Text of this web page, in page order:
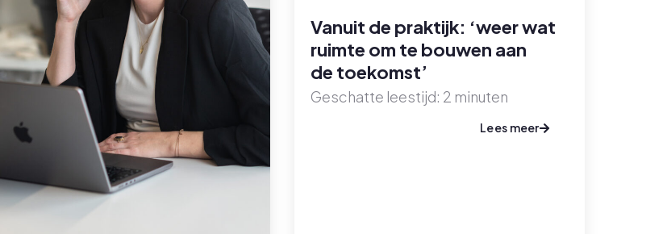
Vanuit de praktijk: ‘weer wat
ruimte om te bouwen aan
de toekomst’
Geschatte leestijd: 2 minuten
Lees meer